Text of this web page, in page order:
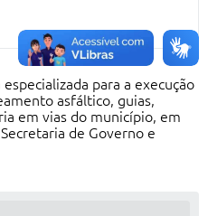
para a execução
asfáltico, guias,
em vias do município, em
de Governo e